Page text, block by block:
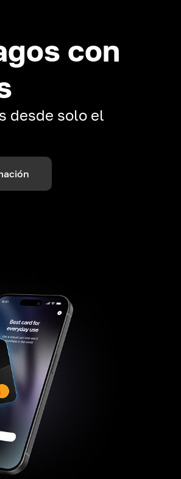
con
desde solo el